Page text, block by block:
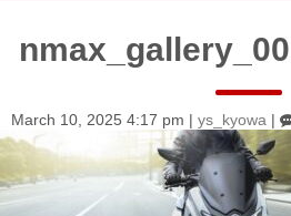
March 10, 2025 4:17 pm ys_kyowa